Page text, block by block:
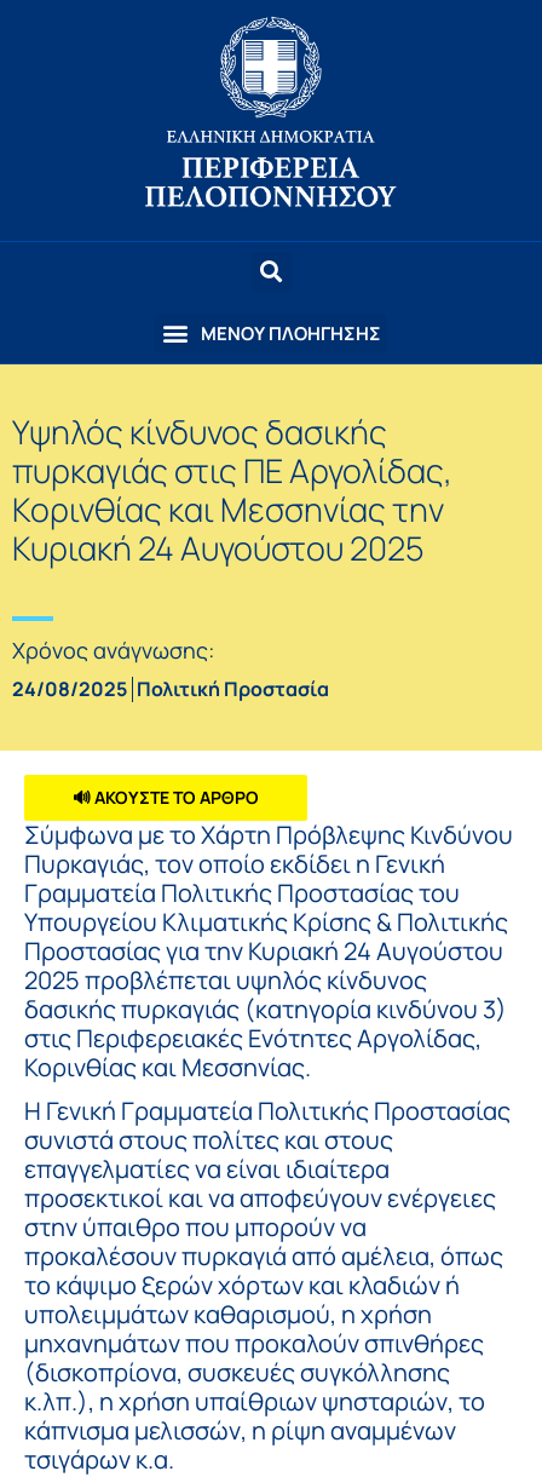
Υψηλός κίνδυνος δασικής
πυρκαγιάς στις ΠΕ Αργολίδας,
Κορινθίας και Μεσσηνίας την
Κυριακή 24 Αυγούστου 2025
Χρόνος ανάγνωσης:
24/08/2025 Πολιτική Προστασία
🔊 ΑΚΟΥΣΤΕ ΤΟ ΑΡΘΡΟ
Σύμφωνα με το Χάρτη Πρόβλεψης Κινδύνου
Πυρκαγιάς, τον οποίο εκδίδει η Γενική
Γραμματεία Πολιτικής Προστασίας του
Υπουργείου Κλιματικής Κρίσης & Πολιτικής
Προστασίας για την Κυριακή 24 Αυγούστου
2025 προβλέπεται υψηλός κίνδυνος
δασικής πυρκαγιάς (κατηγορία κινδύνου 3)
στις Περιφερειακές Ενότητες Αργολίδας,
Κορινθίας και Μεσσηνίας.
Η Γενική Γραμματεία Πολιτικής Προστασίας
συνιστά στους πολίτες και στους
επαγγελματίες να είναι ιδιαίτερα
προσεκτικοί και να αποφεύγουν ενέργειες
στην ύπαιθρο που μπορούν να
προκαλέσουν πυρκαγιά από αμέλεια, όπως
το κάψιμο ξερών χόρτων και κλαδιών ή
υπολειμμάτων καθαρισμού, η χρήση
μηχανημάτων που προκαλούν σπινθήρες
(δισκοπρίονα, συσκευές συγκόλλησης
κ.λπ.), η χρήση υπαίθριων ψησταριών, το
κάπνισμα μελισσών, η ρίψη αναμμένων
τσιγάρων κ.α.